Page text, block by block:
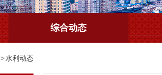
综合动态
>水利动态